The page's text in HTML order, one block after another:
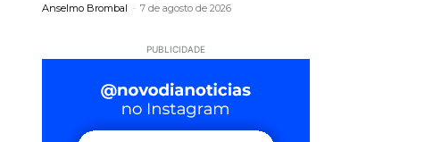
Anselmo Brombal - 7 de agosto de 2026
PUBLICIDADE